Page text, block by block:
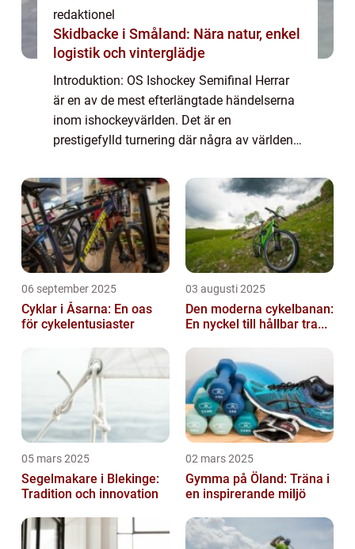
redaktionel
Skidbacke i Småland: Nära natur, enkel
logistik och vinterglädje
Introduktion: OS Ishockey Semifinal Herrar
är en av de mest efterlängtade händelserna
inom ishockeyvärlden. Det är en
prestigefylld turnering där några av världens
intensivt och spännande spel. I denna artikel
kom...
06 september 2025
Cyklar i Åsarna: En oas
för cykelentusiaster
03 augusti 2025
Den moderna cykelbanan:
En nyckel till hållbar tra...
05 mars 2025
Segelmakare i Blekinge:
Tradition och innovation
02 mars 2025
Gymma på Öland: Träna i
en inspirerande miljö